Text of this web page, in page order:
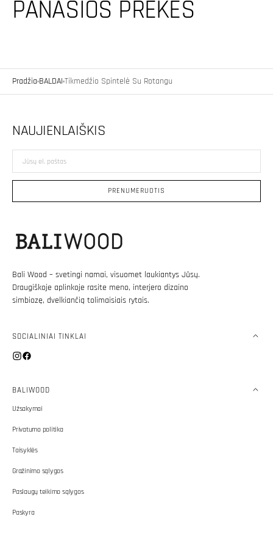
PANAŠIOS PREKĖS
Pradžia BALDAI Tikmedžio Spintelė Su Rotangu
Bali Wood – svetingi namai, visuomet laukiantys Jūsų.
Draugiškoje aplinkoje rasite meno, interjero dizaino
simbiozę, dvelkiančią tolimaisiais rytais.
SOCIALINIAI TINKLAI
Instagram
Facebook
BALIWOOD
Užsakymai
Privatumo politika
Taisyklės
Gražinimo sąlygos
Paslaugų teikimo sąlygos
Paskyra
NAUJIENLAIŠKIS
Jūsų
el.
PRENUMERUOTIS